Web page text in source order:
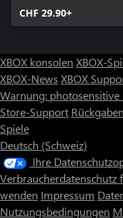
CHF 29.90+
XBOX konsolen XBOX-
XBOX-News XBOX
Warnung: photosensitive
Store-Support Rückgaben
Spiele
Deutsch (Schweiz)
Ihre
Verbraucherdatenschutz
wenden Impressum
Nutzungsbedingungen